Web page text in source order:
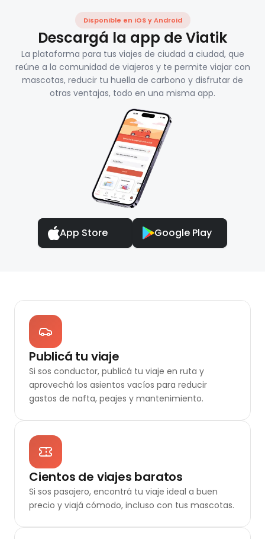
Disponible en iOS y Android
Descargá la app de Viatik
La plataforma para tus viajes de ciudad a ciudad, que
reúne a la comunidad de viajeros y te permite viajar con
mascotas, reducir tu huella de carbono y disfrutar de
otras ventajas, todo en una misma app.
App Store Google Play
Publicá tu viaje
Si sos conductor, publicá tu viaje en ruta y
aprovechá los asientos vacíos para reducir
gastos de nafta, peajes y mantenimiento.
Cientos de viajes baratos
Si sos pasajero, encontrá tu viaje ideal a buen
precio y viajá cómodo, incluso con tus mascotas.